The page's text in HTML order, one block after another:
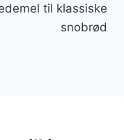
til klassiske
snobrød